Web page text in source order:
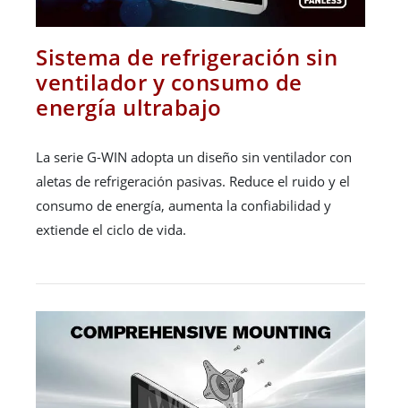
Sistema de refrigeración sin
ventilador y consumo de
energía ultrabajo
La serie G-WIN adopta un diseño sin ventilador con
aletas de refrigeración pasivas. Reduce el ruido y el
consumo de energía, aumenta la confiabilidad y
extiende el ciclo de vida.